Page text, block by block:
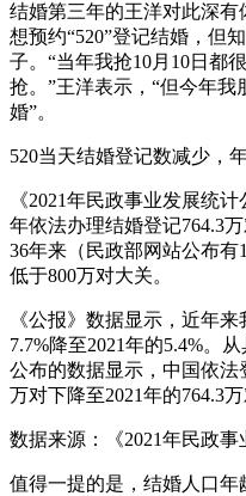
结婚第三年的王洋对此深
想预约“520”登记结婚，但
子。“当年我抢10月10日都
抢。”王洋表示，“但今年
婚”。
520当天结婚登记数减少，
《2021年民政事业发展统
年依法办理结婚登记764.3
36年来（民政部网站公布
低于800万对大关。
《公报》数据显示，近年
7.7%降至2021年的5.4%。
公布的数据显示，中国依法
万对下降至2021年的764.3万
数据来源：《2021年民政事
值得一提的是，结婚人口年